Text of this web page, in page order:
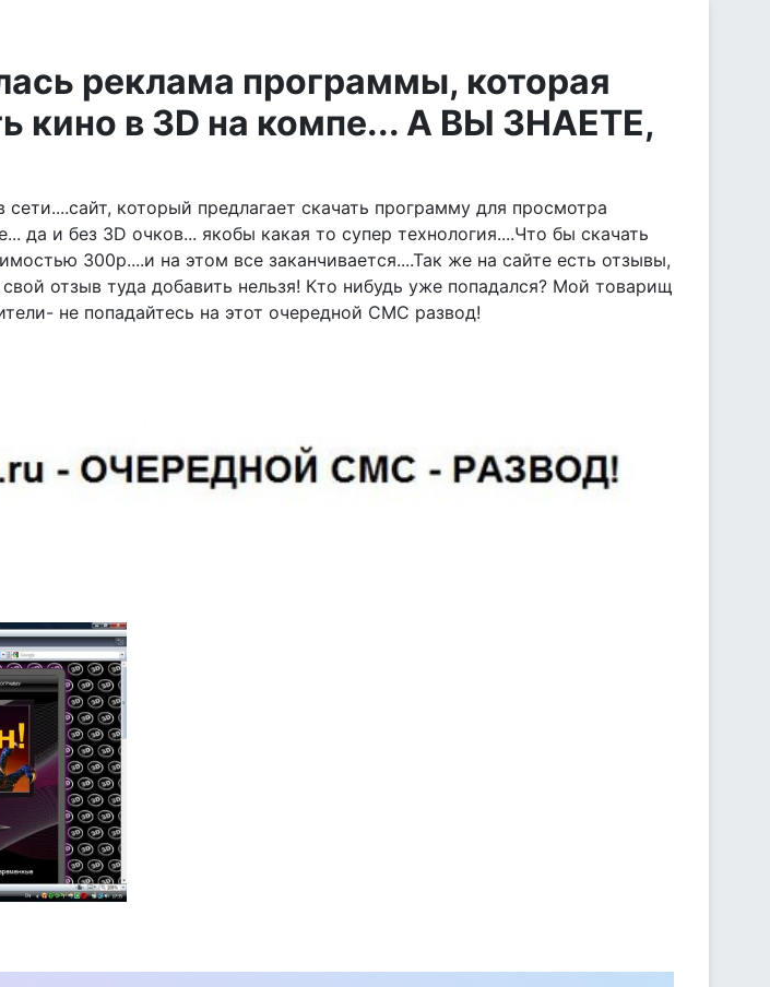
реклама программы, которая
кино в 3D на компе... А ВЫ ЗНАЕТЕ,
который предлагает скачать программу для просмотра
да и без 3D очков... якобы какая то супер технология....Что бы скачать
300р....и на этом все заканчивается....Так же на сайте есть отзывы,
отзыв туда добавить нельзя! Кто нибудь уже попадался? Мой товарищ
не попадайтесь на этот очередной СМС развод!